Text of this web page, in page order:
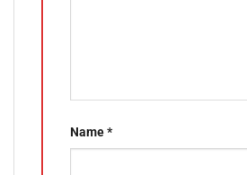
Name*